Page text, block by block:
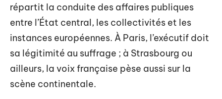
répartit la conduite des affaires publiques
entre l’État central, les collectivités et les
instances européennes. À Paris, l’exécutif doit
sa légitimité au suffrage ; à Strasbourg ou
ailleurs, la voix française pèse aussi sur la
scène continentale.